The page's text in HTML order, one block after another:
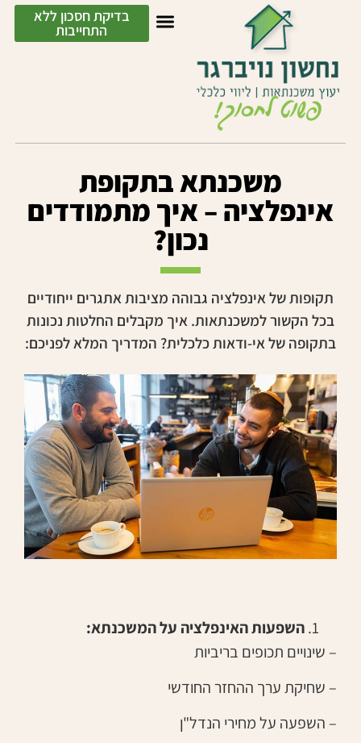
בדיקת חסכון ללא
התחייבות
משכנתא בתקופת
אינפלציה – איך מתמודדים
נכון?
תקופות של אינפלציה גבוהה מציבות אתגרים ייחודיים
בכל הקשור למשכנתאות. איך מקבלים החלטות נכונות
בתקופה של אי-ודאות כלכלית? המדריך המלא לפניכם:
השפעות האינפלציה על המשכנתא:
– שינויים תכופים בריביות
– שחיקת ערך ההחזר החודשי
– השפעה על מחירי הנדל"ן